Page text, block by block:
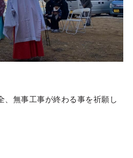
、無事工事が終わる事を祈願し